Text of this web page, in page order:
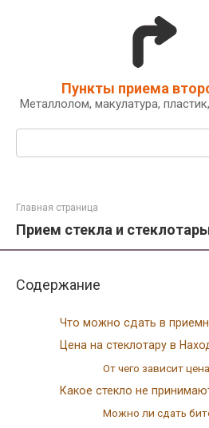
Пункты приема
Металлолом, макулатура,
Поиск:
Главная страница
Прием стекла и
Содержание
Что можно сдать в
Цена на стеклотару в
От чего зависит
Какое стекло не
Можно ли сдать